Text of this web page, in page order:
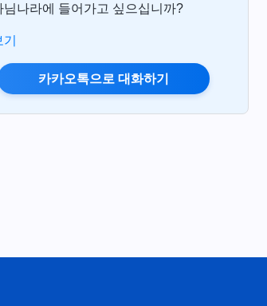
님나라에 들어가고 싶으십니까?
카카오톡으로 대화하기